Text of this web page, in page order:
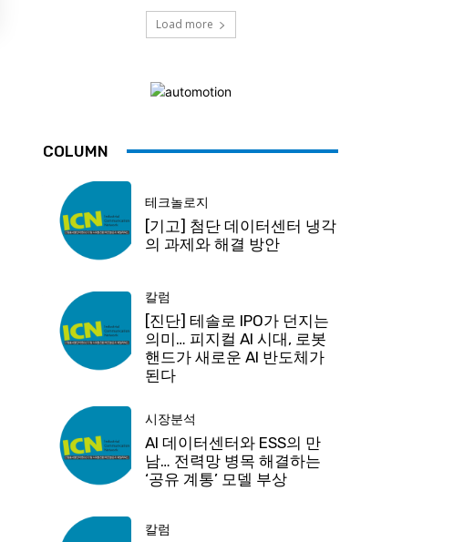
Load more
COLUMN
테크놀로지
[기고] 첨단 데이터센터 냉각
의 과제와 해결 방안
칼럼
[진단] 테솔로 IPO가 던지는
의미… 피지컬 AI 시대, 로봇
핸드가 새로운 AI 반도체가
된다
시장분석
AI 데이터센터와 ESS의 만
남… 전력망 병목 해결하는
‘공유 계통’ 모델 부상
칼럼